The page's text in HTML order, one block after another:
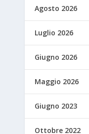
Agosto 2026
Luglio 2026
Giugno 2026
Maggio 2026
Giugno 2023
Ottobre 2022